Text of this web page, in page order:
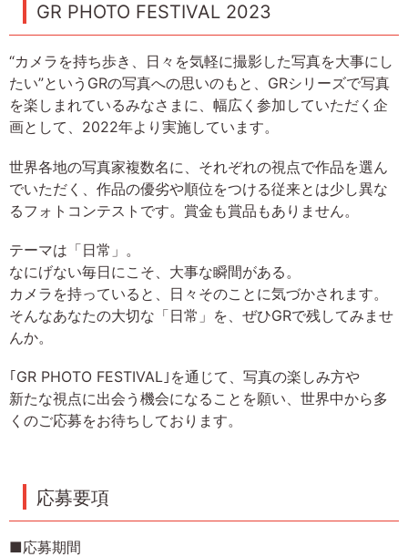
GR PHOTO FESTIVAL 2023
“カメラを持ち歩き、日々を気軽に撮影した写真を大事にし
たい”というGRの写真への思いのもと、GRシリーズで写真
を楽しまれているみなさまに、幅広く参加していただく企
画として、2022年より実施しています。
世界各地の写真家複数名に、それぞれの視点で作品を選ん
でいただく、作品の優劣や順位をつける従来とは少し異な
るフォトコンテストです。賞金も賞品もありません。
テーマは「日常」。
なにげない毎日にこそ、大事な瞬間がある。
カメラを持っていると、日々そのことに気づかされます。
そんなあなたの大切な「日常」を、ぜひGRで残してみませ
んか。
｢GR PHOTO FESTIVAL｣を通じて、写真の楽しみ方や
新たな視点に出会う機会になることを願い、世界中から多
くのご応募をお待ちしております。
応募要項
■応募期間